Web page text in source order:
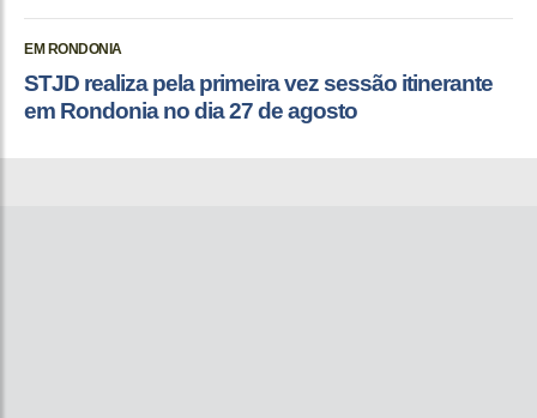
EM RONDONIA
STJD realiza pela primeira vez sessão itinerante
em Rondonia no dia 27 de agosto